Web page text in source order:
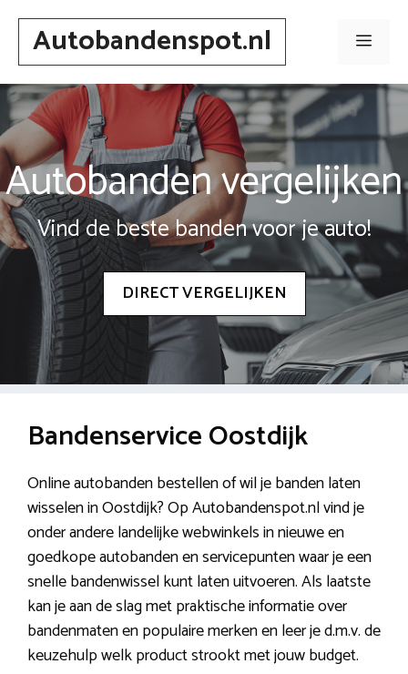
Spring
inhoudAutobandenspot.nl Menu
Autobanden vergelijken
Vind de beste banden voor je auto!
DIRECT VERGELIJKEN
Bandenservice Oostdijk
Online autobanden bestellen of wil je banden laten
wisselen in Oostdijk? Op Autobandenspot.nl vind je
onder andere landelijke webwinkels in nieuwe en
goedkope autobanden en servicepunten waar je een
snelle bandenwissel kunt laten uitvoeren. Als laatste
kan je aan de slag met praktische informatie over
bandenmaten en populaire merken en leer je d.m.v. de
keuzehulp welk product strookt met jouw budget.